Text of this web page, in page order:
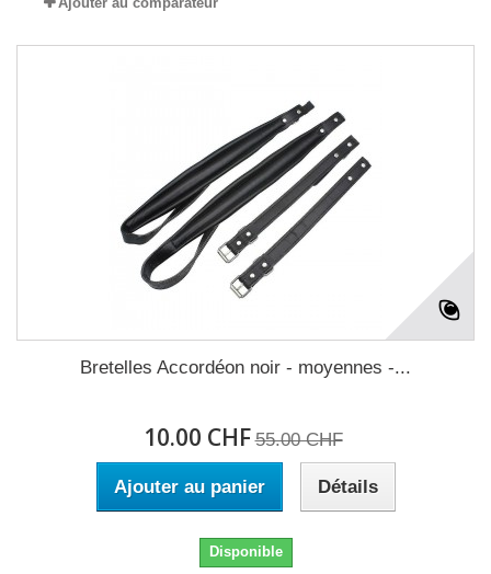
Bretelles Accordéon noir - moyennes -...
10.00 CHF 55.00 CHF
Ajouter au panier Détails
Disponible